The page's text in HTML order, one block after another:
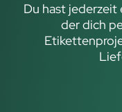
Du hast jederzeit
der dich